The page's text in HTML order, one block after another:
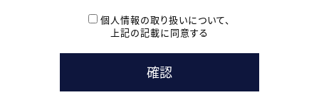
本登録に関するご連絡および本登録時の参考情報として利
たします。
( 3 ) スタッフ派遣を検討されている企業の皆様
お問い合わせの内容に回答するために利用いたします。
なお、ご連絡手段は、電話・Ｅメールのいずれかの方法とい
個人情報の取り扱いについて、
上記の記載に同意する